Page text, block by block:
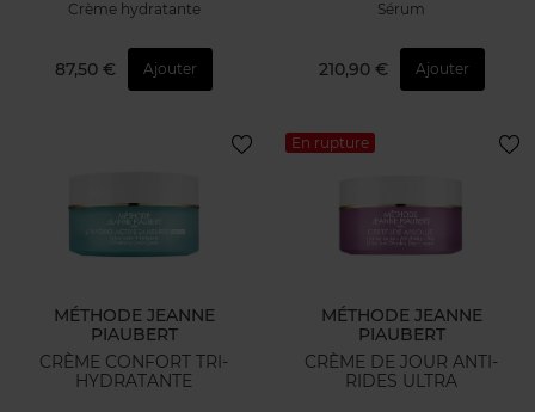
Crème hydratante
87,50 € Ajouter
Sérum
210,90 € Ajouter
MÉTHODE JEANNE
PIAUBERT
CRÈME CONFORT TRI-
HYDRATANTE
En rupture
MÉTHODE JEANNE
PIAUBERT
CRÈME DE JOUR ANTI-
RIDES ULTRA